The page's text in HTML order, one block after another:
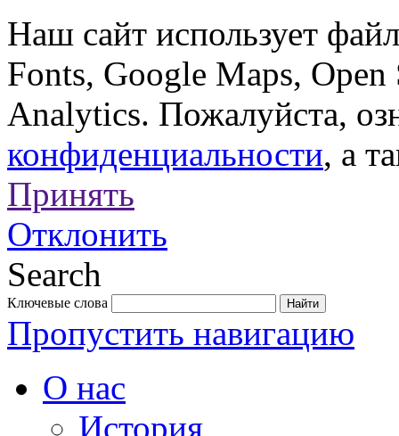
Наш сайт использует
Fonts, Google Maps,
Analytics. Пожалуйста,
конфиденциальности, а
Принять
Отклонить
Search
Ключевые слова
Пропустить навигацию
О нас
История